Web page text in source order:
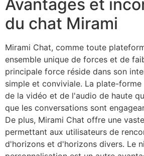
Avantages et
du chat Mirami
Mirami Chat, comme toute
ensemble unique de forces et de
principale force réside dans son
simple et conviviale. La plate-
de la vidéo et de l'audio de haute
que les conversations sont
De plus, Mirami Chat offre une
permettant aux utilisateurs de
d'horizons et d'horizons divers. Le